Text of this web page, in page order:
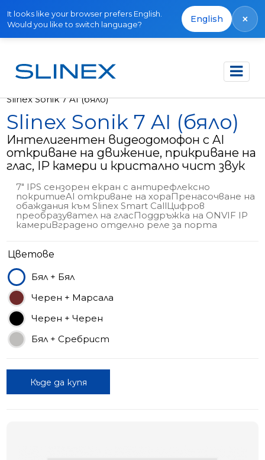
It looks like your browser prefers English.
Would you like to switch language?
English ×
Начало Продукти
Slinex Sonik 7 AI (бяло)
Slinex Sonik 7 AI (бяло)
Интелигентен видеодомофон с AI
откриване на движение, прикриване на
глас, IP камери и кристално чист звук
7" IPS сензорен екран с антирефлексно
покритиеAI откриване на хораПренасочване на
обаждания към Slinex Smart CallЦифров
преобразувател на гласПоддръжка на ONVIF IP
камериВградено отделно реле за порта
Цветове
Бял + Бял
Черен + Марсала
Черен + Черен
Бял + Сребрист
Къде да купя